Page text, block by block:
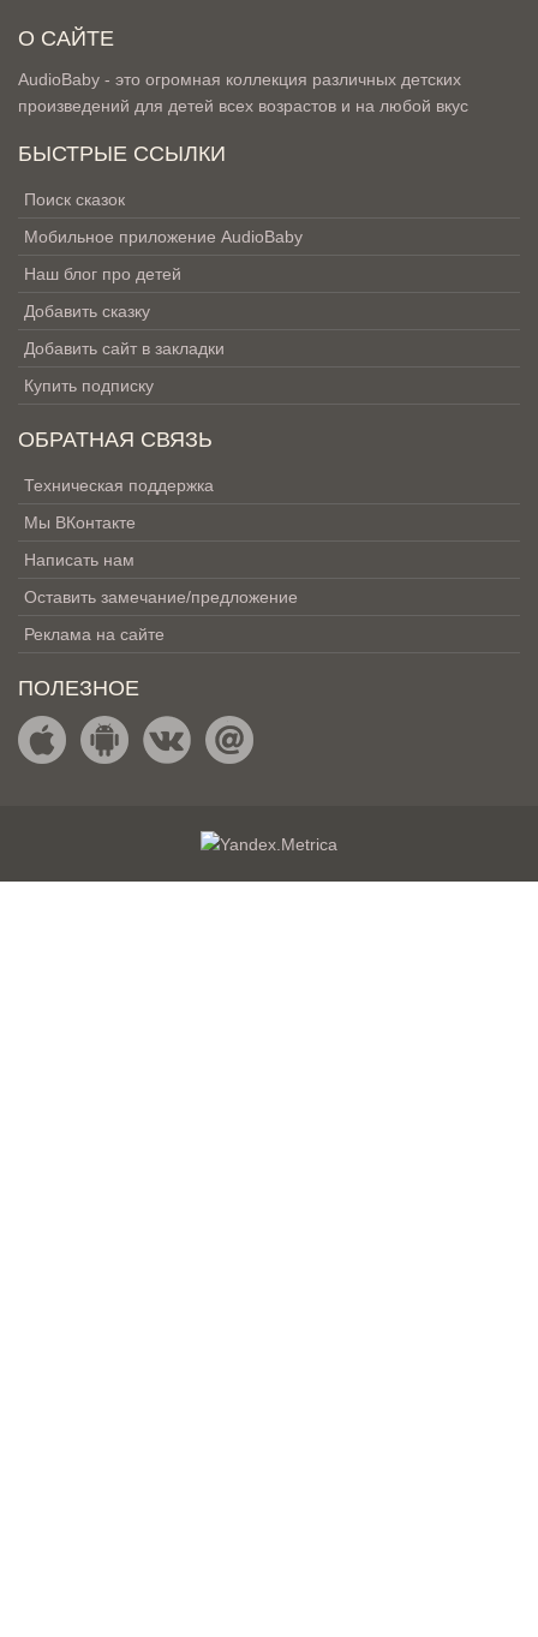
О САЙТЕ
AudioBaby - это огромная коллекция различных детских
произведений для детей всех возрастов и на любой вкус
БЫСТРЫЕ ССЫЛКИ
Поиск сказок
Мобильное приложение AudioBaby
Наш блог про детей
Добавить сказку
Добавить сайт в закладки
Купить подписку
ОБРАТНАЯ СВЯЗЬ
Техническая поддержка
Мы ВКонтакте
Написать нам
Оставить замечание/предложение
Реклама на сайте
ПОЛЕЗНОЕ